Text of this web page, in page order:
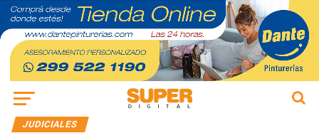
JUDICIALES